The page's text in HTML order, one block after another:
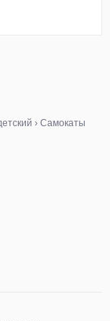
› Самокаты